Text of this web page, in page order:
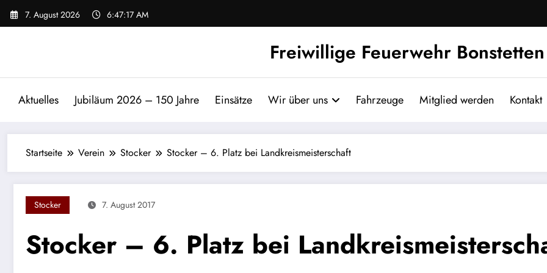
Zum
Inhalt
7. August 2026 6:47:17 AM
Freiwillige Feuerwehr Bonstetten
Aktuelles Jubiläum 2026 – 150 Jahre Einsätze Wir über uns Fahrzeuge Mitglied werden Kontakt
Startseite Verein Stocker Stocker – 6. Platz bei Landkreismeisterschaft
Stocker 7. August 2017
Stocker – 6. Platz bei